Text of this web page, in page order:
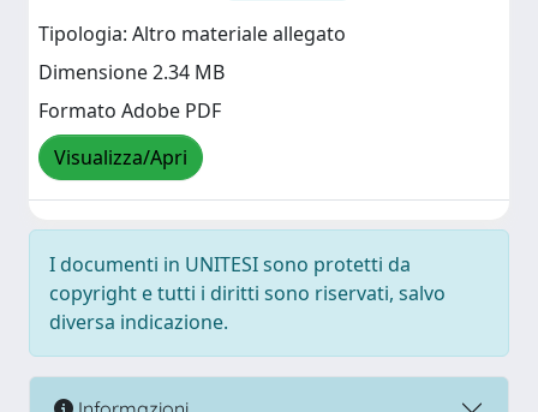
Tipologia: Altro materiale allegato
Dimensione 2.34 MB
Formato Adobe PDF
Visualizza/Apri
I documenti in UNITESI sono protetti da
copyright e tutti i diritti sono riservati, salvo
diversa indicazione.